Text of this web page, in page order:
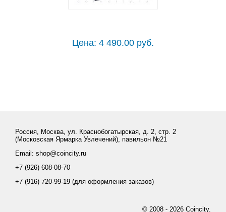
Цена: 4 490.00 руб.
Россия, Москва, ул. Краснобогатырская, д. 2, стр. 2
(Московская Ярмарка Увлечений), павильон №21
Email: shop@coincity.ru
+7 (926) 608-08-70
+7 (916) 720-99-19 (для оформления заказов)
© 2008 - 2026 Coincity.